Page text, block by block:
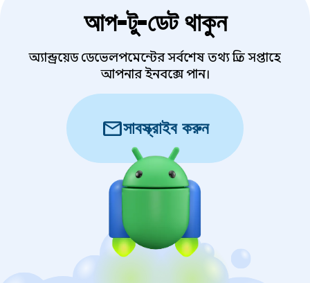
আপ-টু-ডেট থাকুন
অ্যান্ড্রয়েড ডেভেলপমেন্টের সর্বশেষ তথ্য প্রতি সপ্তাহে
আপনার ইনবক্সে পান।
mailসাবস্ক্রাইব করুন